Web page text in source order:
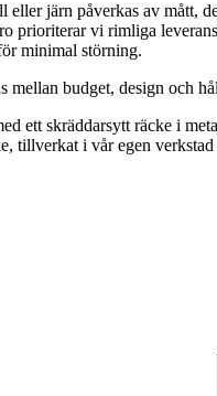
eller järn påverkas av mått,
prioriterar vi rimliga
minimal störning.
mellan budget, design och
ett skräddarsytt räcke i
tillverkat i vår egen verkstad